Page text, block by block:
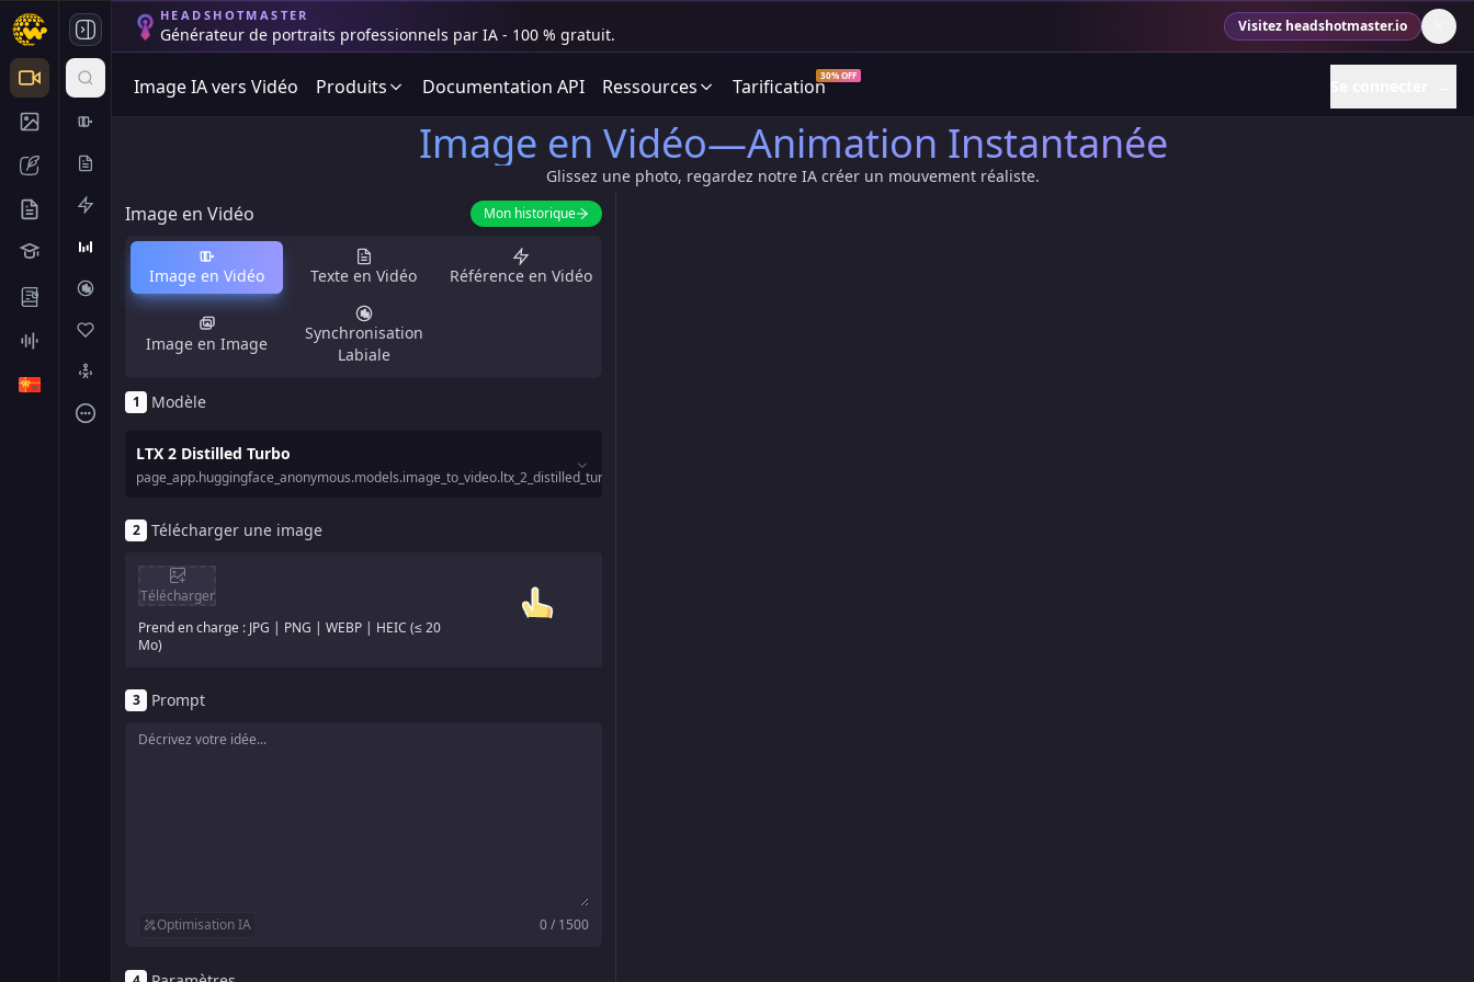
HEADSHOTMASTER
Générateur de portraits professionnels par IA - 100 % gratuit. Visitez headshotmaster.io
Image IA vers Vidéo Produits Documentation API Ressources Tarification30% OFF
Image en Vidéo—Animation Instantanée
Glissez une photo, regardez notre IA créer un mouvement réaliste.
Image en Vidéo Mon historique
Image en Vidéo Texte en Vidéo Référence en Vidéo
Image en Image
Synchronisation
Labiale
1 Modèle
LTX 2 Distilled Turbo
page_app.huggingface_anonymous.models.image_to_video.ltx_2_distilled_turbo_description
2 Télécharger une image
Télécharger
Prend en charge : JPG | PNG | WEBP | HEIC (≤ 20
Mo)
3 Prompt
Optimisation IA 0 / 1500